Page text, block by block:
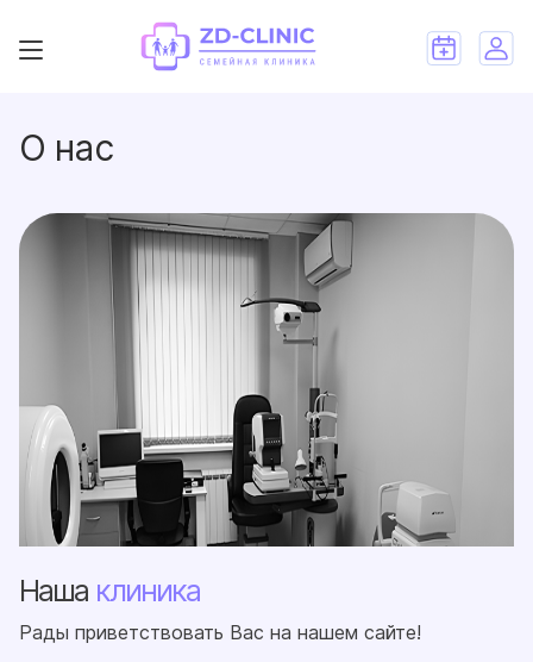
О нас
Наша клиника
Рады приветствовать Вас на нашем сайте!